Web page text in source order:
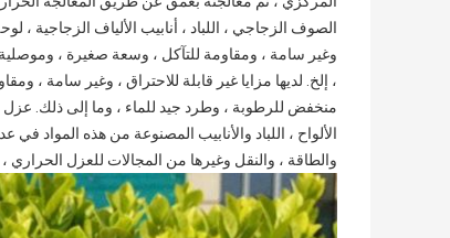
الصوف الزجاجي ، اللباد ، أنابيب الألياف الزجاجية ،
وغير سامة ، ومقاومة للتآكل ، وسعة صغيرة ،
، إلخ. لديها مزايا غير قابلة للاحتراق ، وغير سامة
منخفض للرطوبة ، وطرد جيد للماء ، وما إلى ذلك.
الألواح ، اللباد والأنابيب المصنوعة من هذه المواد في
والطاقة ، والنقل وغيرها من المجالات للعزل